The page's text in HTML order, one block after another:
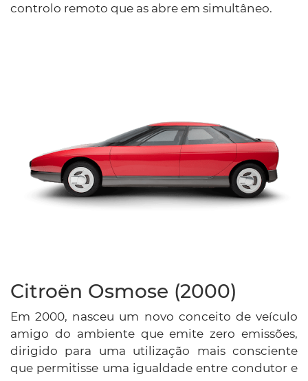
controlo remoto que as abre em simultâneo.
Citroën Osmose (2000)
Em 2000, nasceu um novo conceito de veículo
amigo do ambiente que emite zero emissões,
dirigido para uma utilização mais consciente
que permitisse uma igualdade entre condutor e